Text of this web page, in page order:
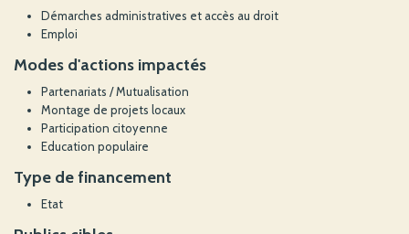
Démarches administratives et accès au droit
Emploi
Modes d'actions impactés
Partenariats / Mutualisation
Montage de projets locaux
Participation citoyenne
Education populaire
Type de financement
Etat